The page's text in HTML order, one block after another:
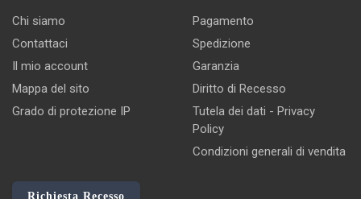
Chi siamo
Contattaci
Il mio account
Mappa del sito
Grado di protezione IP
Pagamento
Spedizione
Garanzia
Diritto di Recesso
Tutela dei dati - Privacy
Policy
Condizioni generali di vendita
Richiesta Recesso